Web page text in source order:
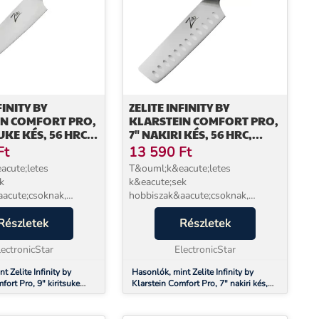
BY
COMFORT PRO,
KÉS, 56 HRC,
ACÉL
aki szereti
k&eacute;seket! A
by Klarstein
Zelite Infinity by
Pro, 9" kiritsuke
acél
ZELITE INFINITY BY
KLARSTEIN COMFORT PRO,
7" NAKIRI KÉS, 56 HRC,
ROZSDAMENTES ACÉL
13 590 Ft
T&ouml;k&eacute;letes
k&eacute;sek
hobbiszak&aacute;csoknak,
konyhai szakembereknek
&eacute;s mindenkinek, aki szereti
az &eacute;les k&eacute;seket! A
Zelite Infinity by Klarstein
Részletek
ElectronicStar
Hasonlók, mint Zelite Infinity by
Klarstein Comfort Pro, 7" nakiri kés,
56 HRC, rozsdamentes acél